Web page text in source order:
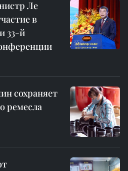
Ле
в
33-й
сохраняет
ремесла